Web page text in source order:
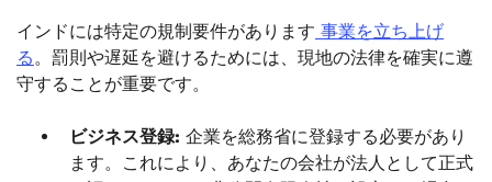
インドには特定の規制要件があります 事業を立ち上げ
る。罰則や遅延を避けるためには、現地の法律を確実に遵
守することが重要です。
ビジネス登録: 企業を総務省に登録する必要があり
ます。これにより、あなたの会社が法人として正式